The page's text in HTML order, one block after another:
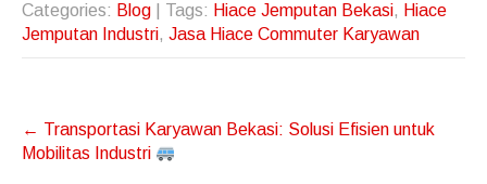
Categories: Blog | Tags: Hiace Jemputan Bekasi, Hiace
Jemputan Industri, Jasa Hiace Commuter Karyawan
Post
navigation
← Transportasi Karyawan Bekasi: Solusi Efisien untuk
Mobilitas Industri